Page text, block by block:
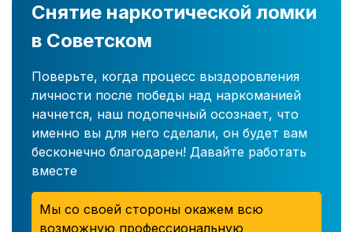
Снятие наркотической ломки
в Советском
Поверьте, когда процесс выздоровления
личности после победы над наркоманией
начнется, наш подопечный осознает, что
именно вы для него сделали, он будет вам
бесконечно благодарен! Давайте работать
вместе
Мы со своей стороны окажем всю
возможную профессиональную